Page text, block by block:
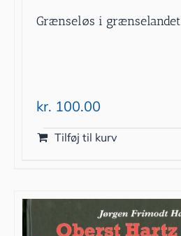
Grænseløs i grænselandet
kr. 100.00
Tilføj til kurv